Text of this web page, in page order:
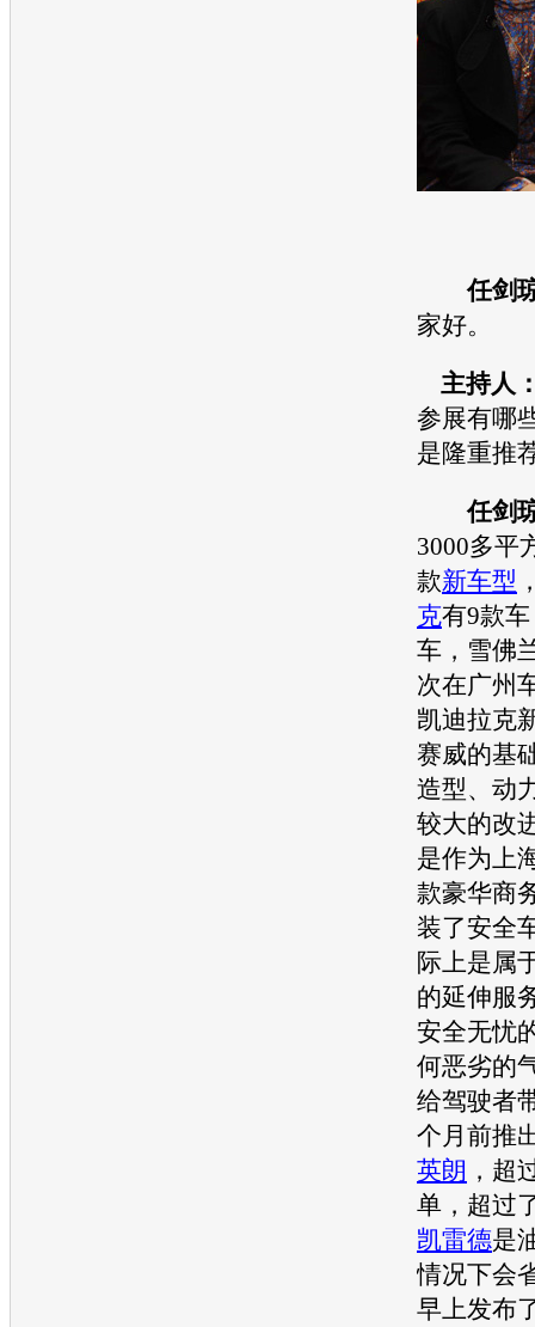
任剑
家好。
主持人
参展有哪
是隆重推
任剑
3000多平
款新车型
克有9款
车， 雪佛
次在广州
凯迪拉克
赛威的基
造型、动
较大的改
是作为上
款豪华商
装了安全
际上是属
的延伸服
安全无忧
何恶劣的
给驾驶者
个月前推
英朗 ，超
单，超过
凯雷德是
情况下会
早上发布